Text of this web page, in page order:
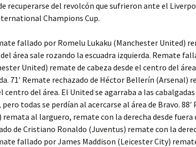
recuperarse del revolcón que sufrieron ante el
Champions Cup.
fallado por Romelu Lukaku (Manchester United)
área sale rozando la escuadra izquierda. Remate
United) remate de cabeza desde el centro del
71′ Remate rechazado de Héctor Bellerín (Arsenal)
centro del área. El United se agarraba a las
todas se perdían al acercarse al área de Bravo.
remata al larguero, remate con la derecha desde fuera
de Cristiano Ronaldo (Juventus) remate con la
fallado por James Maddison (Leicester City)